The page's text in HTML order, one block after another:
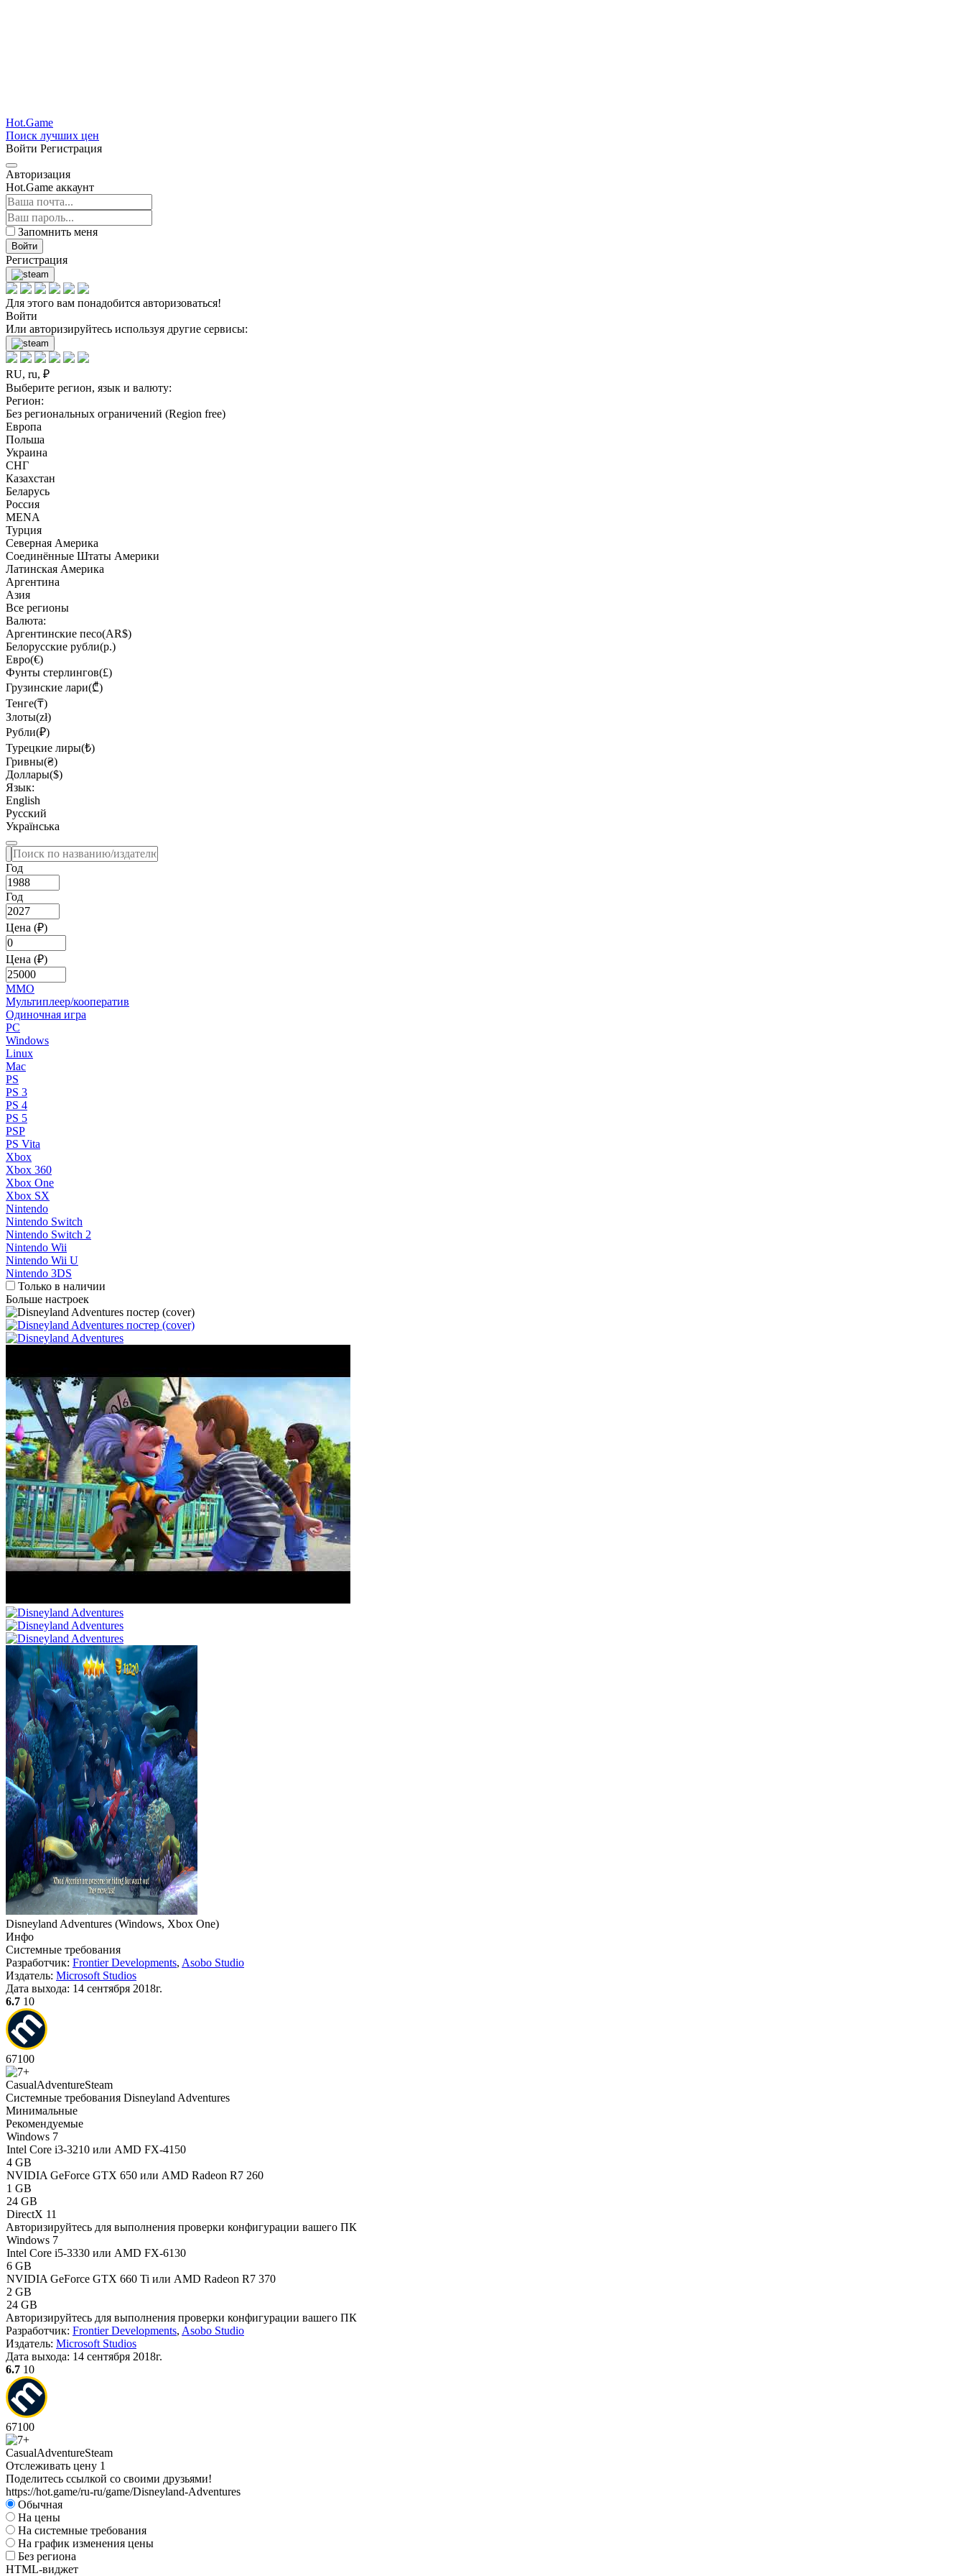
Hot.Game
Поиск лучших цен
Войти Регистрация
Авторизация
Hot.Game аккаунт
Запомнить меня
Войти
Регистрация
Для этого вам понадобится авторизоваться!
Войти
Или авторизируйтесь используя другие сервисы:
RU, ru, ₽
Выберите регион, язык и валюту:
Регион:
Без региональных ограничений (Region free)
Европа
Польша
Украина
СНГ
Казахстан
Беларусь
Россия
MENA
Турция
Северная Америка
Соединённые Штаты Америки
Латинская Америка
Аргентина
Азия
Все регионы
Валюта:
Аргентинские песо(AR$)
Белорусские рубли(р.)
Евро(€)
Фунты стерлингов(£)
Грузинские лари(₾)
Тенге(₸)
Злоты(zł)
Рубли(₽)
Турецкие лиры(₺)
Гривны(₴)
Доллары($)
Язык:
English
Русский
Українська
Год
Год
Цена (₽)
Цена (₽)
MMO
Мультиплеер/кооператив
Одиночная игра
PC
Windows
Linux
Mac
PS
PS 3
PS 4
PS 5
PSP
PS Vita
Xbox
Xbox 360
Xbox One
Xbox SX
Nintendo
Nintendo Switch
Nintendo Switch 2
Nintendo Wii
Nintendo Wii U
Nintendo 3DS
Только в наличии
Больше настроек
Disneyland Adventures (Windows, Xbox One)
Инфо
Системные требования
Разработчик: Frontier Developments, Asobo Studio
Издатель: Microsoft Studios
Дата выхода: 14 сентября 2018г.
6.7 10
67100
CasualAdventureSteam
Системные требования Disneyland Adventures
Минимальные
Рекомендуемые
Windows 7
Intel Core i3-3210 или AMD FX-4150
4 GB
NVIDIA GeForce GTX 650 или AMD Radeon R7 260
1 GB
24 GB
DirectX 11
Авторизируйтесь для выполнения проверки конфигурации вашего ПК
Windows 7
Intel Core i5-3330 или AMD FX-6130
6 GB
NVIDIA GeForce GTX 660 Ti или AMD Radeon R7 370
2 GB
24 GB
Авторизируйтесь для выполнения проверки конфигурации вашего ПК
Разработчик: Frontier Developments, Asobo Studio
Издатель: Microsoft Studios
Дата выхода: 14 сентября 2018г.
6.7 10
67100
CasualAdventureSteam
Отслеживать цену 1
Поделитесь ссылкой со своими друзьями!
https://hot.game/ru-ru/game/Disneyland-Adventures
Обычная
На цены
На системные требования
На график изменения цены
Без региона
HTML-виджет